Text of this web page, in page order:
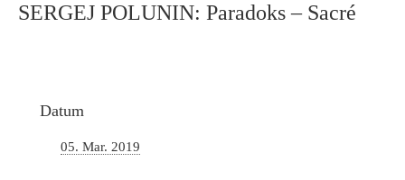
SERGEJ POLUNIN: Paradoks – Sacré
Datum
05. Mar. 2019